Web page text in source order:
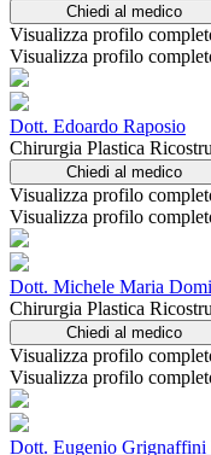
Chiedi al medico
Visualizza profilo
Visualizza profilo
Dott. Edoardo Raposio
Chirurgia Plastica
Chiedi al medico
Visualizza profilo
Visualizza profilo
Dott. Michele Maria
Chirurgia Plastica
Chiedi al medico
Visualizza profilo
Visualizza profilo
Dott. Eugenio